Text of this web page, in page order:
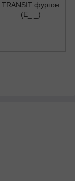
TRANSIT фургон
(E_ _)